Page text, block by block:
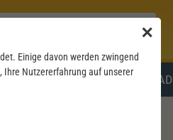
SERVICE DOWNLOAD
✕
Einige davon werden zwingend
Ihre Nutzererfahrung auf unserer